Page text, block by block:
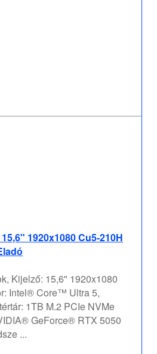
1920x1080 Cu5-210H
Kijelző: 15,6" 1920x1080
Intel® Core™ Ultra 5,
1TB M.2 PCIe NVMe
GeForce® RTX 5050
...